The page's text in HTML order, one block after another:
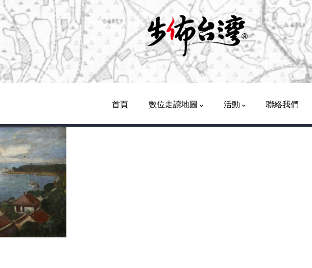
Navigation
首頁 數位走讀地圖 活動 聯絡我們